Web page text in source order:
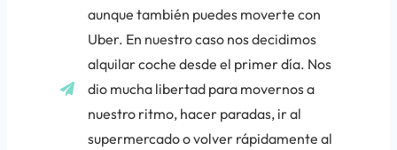
aunque también puedes moverte con
Uber. En nuestro caso nos decidimos
alquilar coche desde el primer día. Nos
dio mucha libertad para movernos a
nuestro ritmo, hacer paradas, ir al
supermercado o volver rápidamente al